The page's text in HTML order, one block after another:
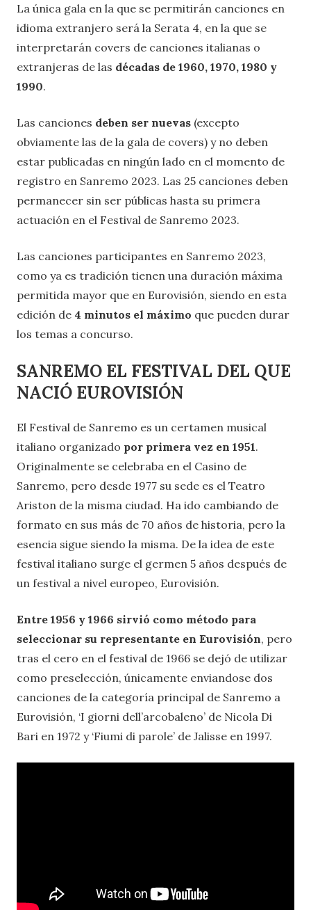
La única gala en la que se permitirán canciones en
idioma extranjero será la Serata 4, en la que se
interpretarán covers de canciones italianas o
extranjeras de las décadas de 1960, 1970, 1980 y
1990.
Las canciones deben ser nuevas (excepto
obviamente las de la gala de covers) y no deben
estar publicadas en ningún lado en el momento de
registro en Sanremo 2023. Las 25 canciones deben
permanecer sin ser públicas hasta su primera
actuación en el Festival de Sanremo 2023.
Las canciones participantes en Sanremo 2023,
como ya es tradición tienen una duración máxima
permitida mayor que en Eurovisión, siendo en esta
edición de 4 minutos el máximo que pueden durar
los temas a concurso.
SANREMO EL FESTIVAL DEL QUE
NACIÓ EUROVISIÓN
El Festival de Sanremo es un certamen musical
italiano organizado por primera vez en 1951.
Originalmente se celebraba en el Casino de
Sanremo, pero desde 1977 su sede es el Teatro
Ariston de la misma ciudad. Ha ido cambiando de
formato en sus más de 70 años de historia, pero la
esencia sigue siendo la misma. De la idea de este
festival italiano surge el germen 5 años después de
un festival a nivel europeo, Eurovisión.
Entre 1956 y 1966 sirvió como método para
seleccionar su representante en Eurovisión, pero
tras el cero en el festival de 1966 se dejó de utilizar
como preselección, únicamente enviandose dos
canciones de la categoría principal de Sanremo a
Eurovisión, ‘I giorni dell’arcobaleno’ de Nicola Di
Bari en 1972 y ‘Fiumi di parole’ de Jalisse en 1997.